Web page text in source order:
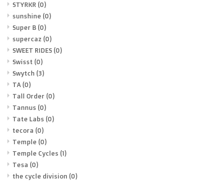
STYRKR (0)
sunshine (0)
Super B (0)
supercaz (0)
SWEET RIDES (0)
Swisst (0)
Swytch (3)
TA (0)
Tall Order (0)
Tannus (0)
Tate Labs (0)
tecora (0)
Temple (0)
Temple Cycles (1)
Tesa (0)
the cycle division (0)